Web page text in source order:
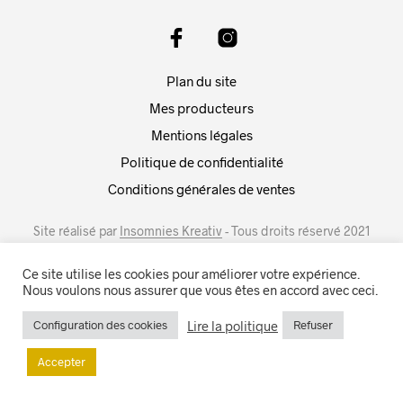
Plan du site
Mes producteurs
Mentions légales
Politique de confidentialité
Conditions générales de ventes
Site réalisé par Insomnies Kreativ- Tous droits réservé 2021
Ce site utilise les cookies pour améliorer votre expérience.
Nous voulons nous assurer que vous êtes en accord avec ceci.
Configuration des cookies Lire la politique Refuser
Accepter